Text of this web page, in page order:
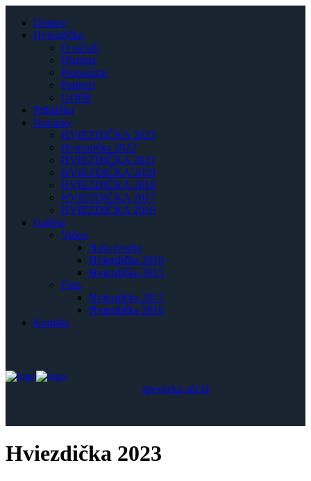
Domov
Hviezdička
O súťaži
História
Propozície
Partneri
GDPR
Prihláška
Novinky
HVIEZDIČKA 2023
Hviezdička 2022
HVIEZDIČKA 2021
HVIEZDIČKA 2020
HVIEZDIČKA 2018
HVIEZDIČKA 2017
HVIEZDIČKA 2016
Galéria
Video
Naša tvorba
Hviezdička 2016
Hviezdička 2015
Foto
Hviezdička 2017
Hviezdička 2016
Kontakt
spevácka súťaž
Hviezdička 2023